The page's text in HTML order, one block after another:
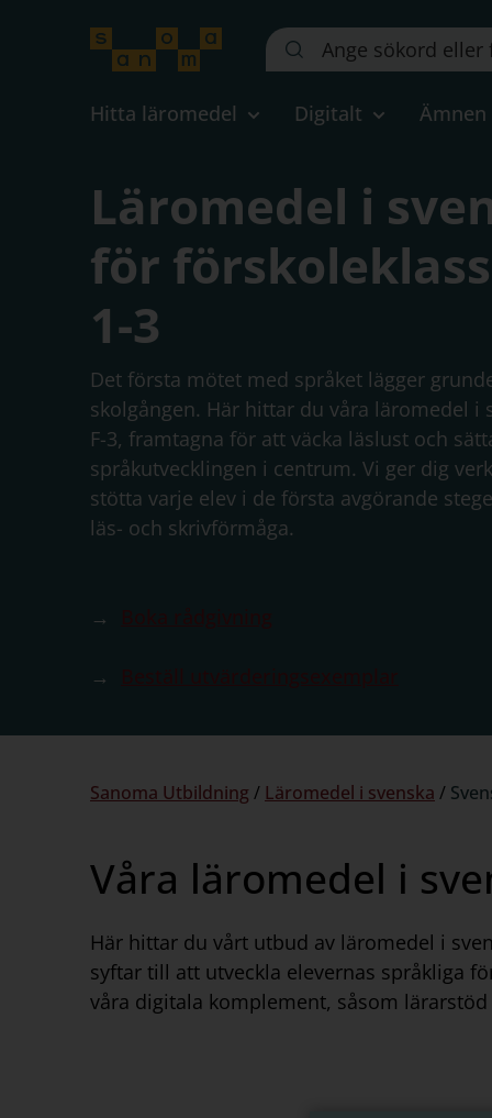
Sök
på
webbplatsen::
Hitta läromedel Digitalt Ämnen
Läromedel i
för
1-3
Det första mötet med språket lägger
skolgången. Här hittar du våra läromedel i
F-3, framtagna för att väcka läslust och
språkutvecklingen i centrum. Vi ger dig
stötta varje elev i de första avgörande
läs- och skrivförmåga.
→
→
Du
Sanoma Utbildning / Läromedel i svenska /
Våra läromedel i
Här hittar du vårt utbud av läromedel i
syftar till att utveckla elevernas språkliga
våra digitala komplement, såsom